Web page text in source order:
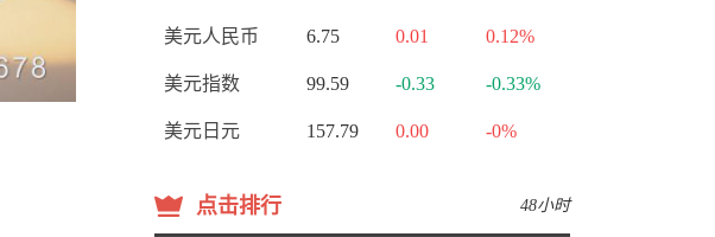
美元人民币 6.75 0.01 0.12%
美元指数 99.59 -0.33 -0.33%
美元日元 157.79 0.00 -0%
点击排行 48小时